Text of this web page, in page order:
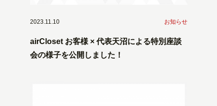
2023.11.10 お知らせ
airCloset お客様 × 代表天沼による特別座談
会の様子を公開しました！